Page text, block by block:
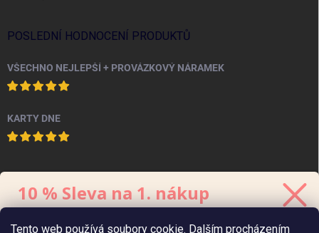
Tento web používá soubory cookie. Dalším procházením
POSLEDNÍ HODNOCENÍ PRODUKTŮ
VŠECHNO NEJLEPŠÍ + PROVÁZKOVÝ NÁRAMEK
KARTY DNE
PINTEREST
10 % Sleva na 1. nákup